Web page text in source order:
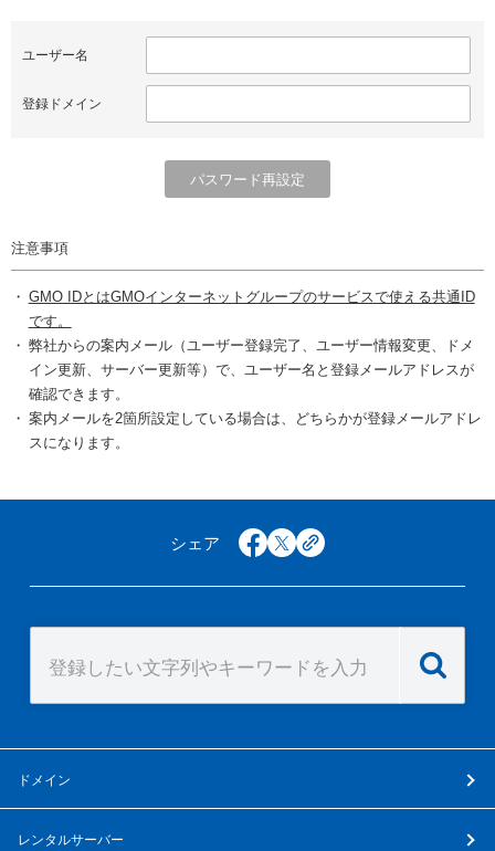
ユーザー名
登録ドメイン
注意事項
GMO IDとはGMOインターネットグループのサービスで使える共通ID
です。
弊社からの案内メール（ユーザー登録完了、ユーザー情報変更、ドメ
イン更新、サーバー更新等）で、ユーザー名と登録メールアドレスが
確認できます。
案内メールを2箇所設定している場合は、どちらかが登録メールアドレ
スになります。
シェア facebook
x copy
ドメイン
レンタルサーバー